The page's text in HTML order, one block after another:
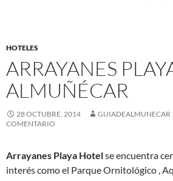
HOTELES
ARRAYANES
ALMUÑÉCAR
28 OCTUBRE, 2014 GUIADEALMUNECAR
COMENTARIO
Arrayanes Playa Hotelse encuentra
interés como el Parque Ornitológico ,